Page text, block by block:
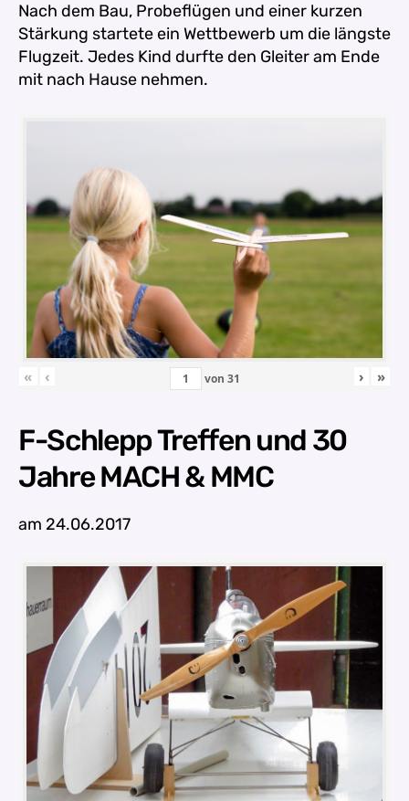
Nach dem Bau, Probeflügen und einer kurzen
Stärkung startete ein Wettbewerb um die längste
Flugzeit. Jedes Kind durfte den Gleiter am Ende
mit nach Hause nehmen.
« ‹ von 31 › »
F-Schlepp Treffen und 30
Jahre MACH & MMC
am 24.06.2017